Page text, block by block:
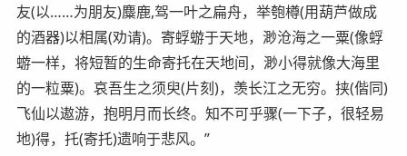
友(以……为朋友)麋鹿,驾一叶之扁舟，举匏樽(用葫芦做成
的酒器)以相属(劝请)。寄蜉蝣于天地，渺沧海之一粟(像蜉
蝣一样，将短暂的生命寄托在天地间，渺小得就像大海里
的一粒粟)。哀吾生之须臾(片刻)，羡长江之无穷。挟(偕同)
飞仙以遨游，抱明月而长终。知不可乎骤(一下子，很轻易
地)得，托(寄托)遗响于悲风。”